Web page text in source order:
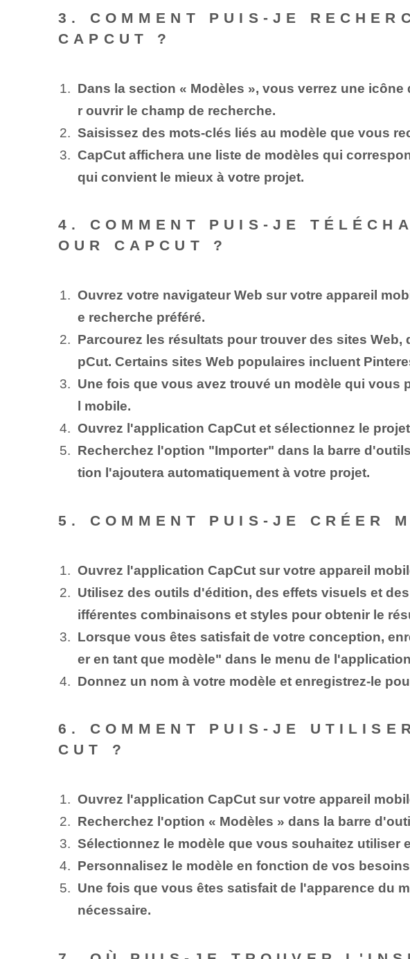
3. COMMENT PUIS-JE
CAPCUT ?
Dans la section « Modèles », vous verrez une
r ouvrir le champ de recherche.
Saisissez des mots-clés liés au modèle que vous
CapCut affichera une liste de modèles qui
qui convient le mieux à votre projet.
4. COMMENT PUIS-JE
OUR CAPCUT ?
Ouvrez votre navigateur Web sur votre appareil
e recherche préféré.
Parcourez les résultats pour trouver des sites
pCut. Certains sites Web populaires incluent
Une fois que vous avez trouvé un modèle qui
l mobile.
Ouvrez l'application CapCut et sélectionnez le
Recherchez l'option "Importer" dans la barre
tion l'ajoutera automatiquement à votre projet.
5. COMMENT PUIS-JE CRÉER
Ouvrez l'application ⁢CapCut sur votre appareil
Utilisez des outils d'édition, des effets visuels et
ifférentes combinaisons et styles pour obtenir le
Lorsque vous êtes satisfait de votre conception,
er en tant que modèle" dans le menu de
Donnez un nom à votre modèle et enregistrez-le
6. COMMENT PUIS-JE
CUT ?
Ouvrez l'application CapCut sur votre appareil
Recherchez l'option « Modèles » dans la barre
Sélectionnez le modèle que vous souhaitez
Personnalisez le modèle en fonction de vos
Une fois que vous êtes satisfait de l'apparence du
nécessaire.